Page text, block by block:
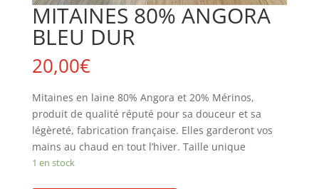
MITAINES 80% ANGORA
BLEU DUR
20,00€
Mitaines en laine 80% Angora et 20% Mérinos,
produit de qualité réputé pour sa douceur et sa
légèreté, fabrication française. Elles garderont vos
mains au chaud en tout l’hiver. Taille unique
1 en stock